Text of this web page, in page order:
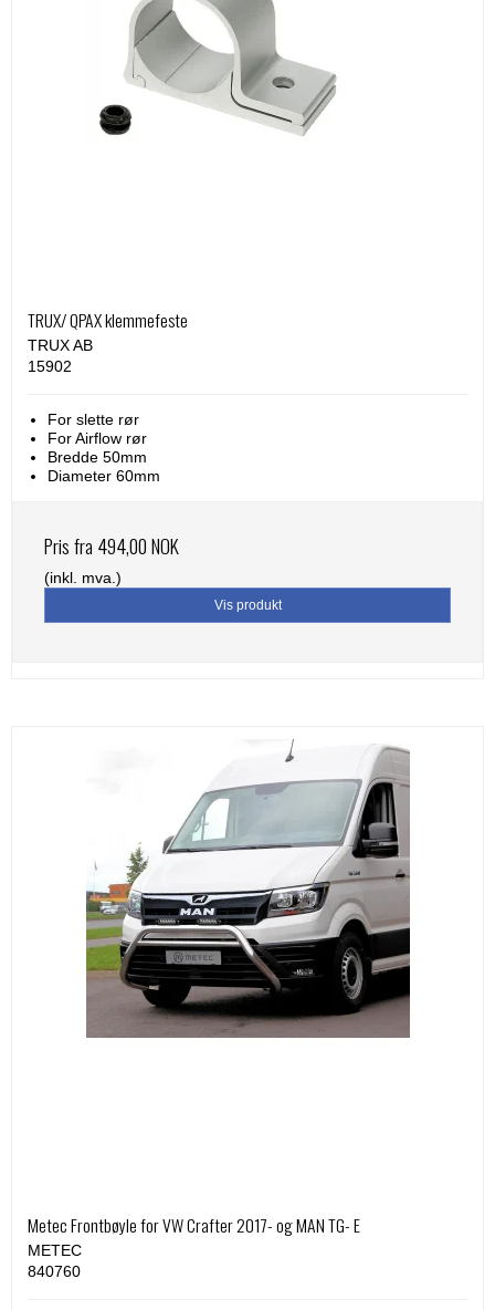
TRUX/ QPAX klemmefeste
TRUX AB
15902
For slette rør
For Airflow rør
Bredde 50mm
Diameter 60mm
Pris fra 494,00 NOK
(inkl. mva.)
Vis produkt
Metec Frontbøyle for VW Crafter 2017- og MAN TG- E
METEC
840760